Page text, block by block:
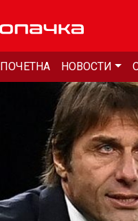
ПОЧЕТНА НОВОСТИ